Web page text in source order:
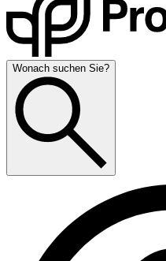
Wonach suchen Sie?